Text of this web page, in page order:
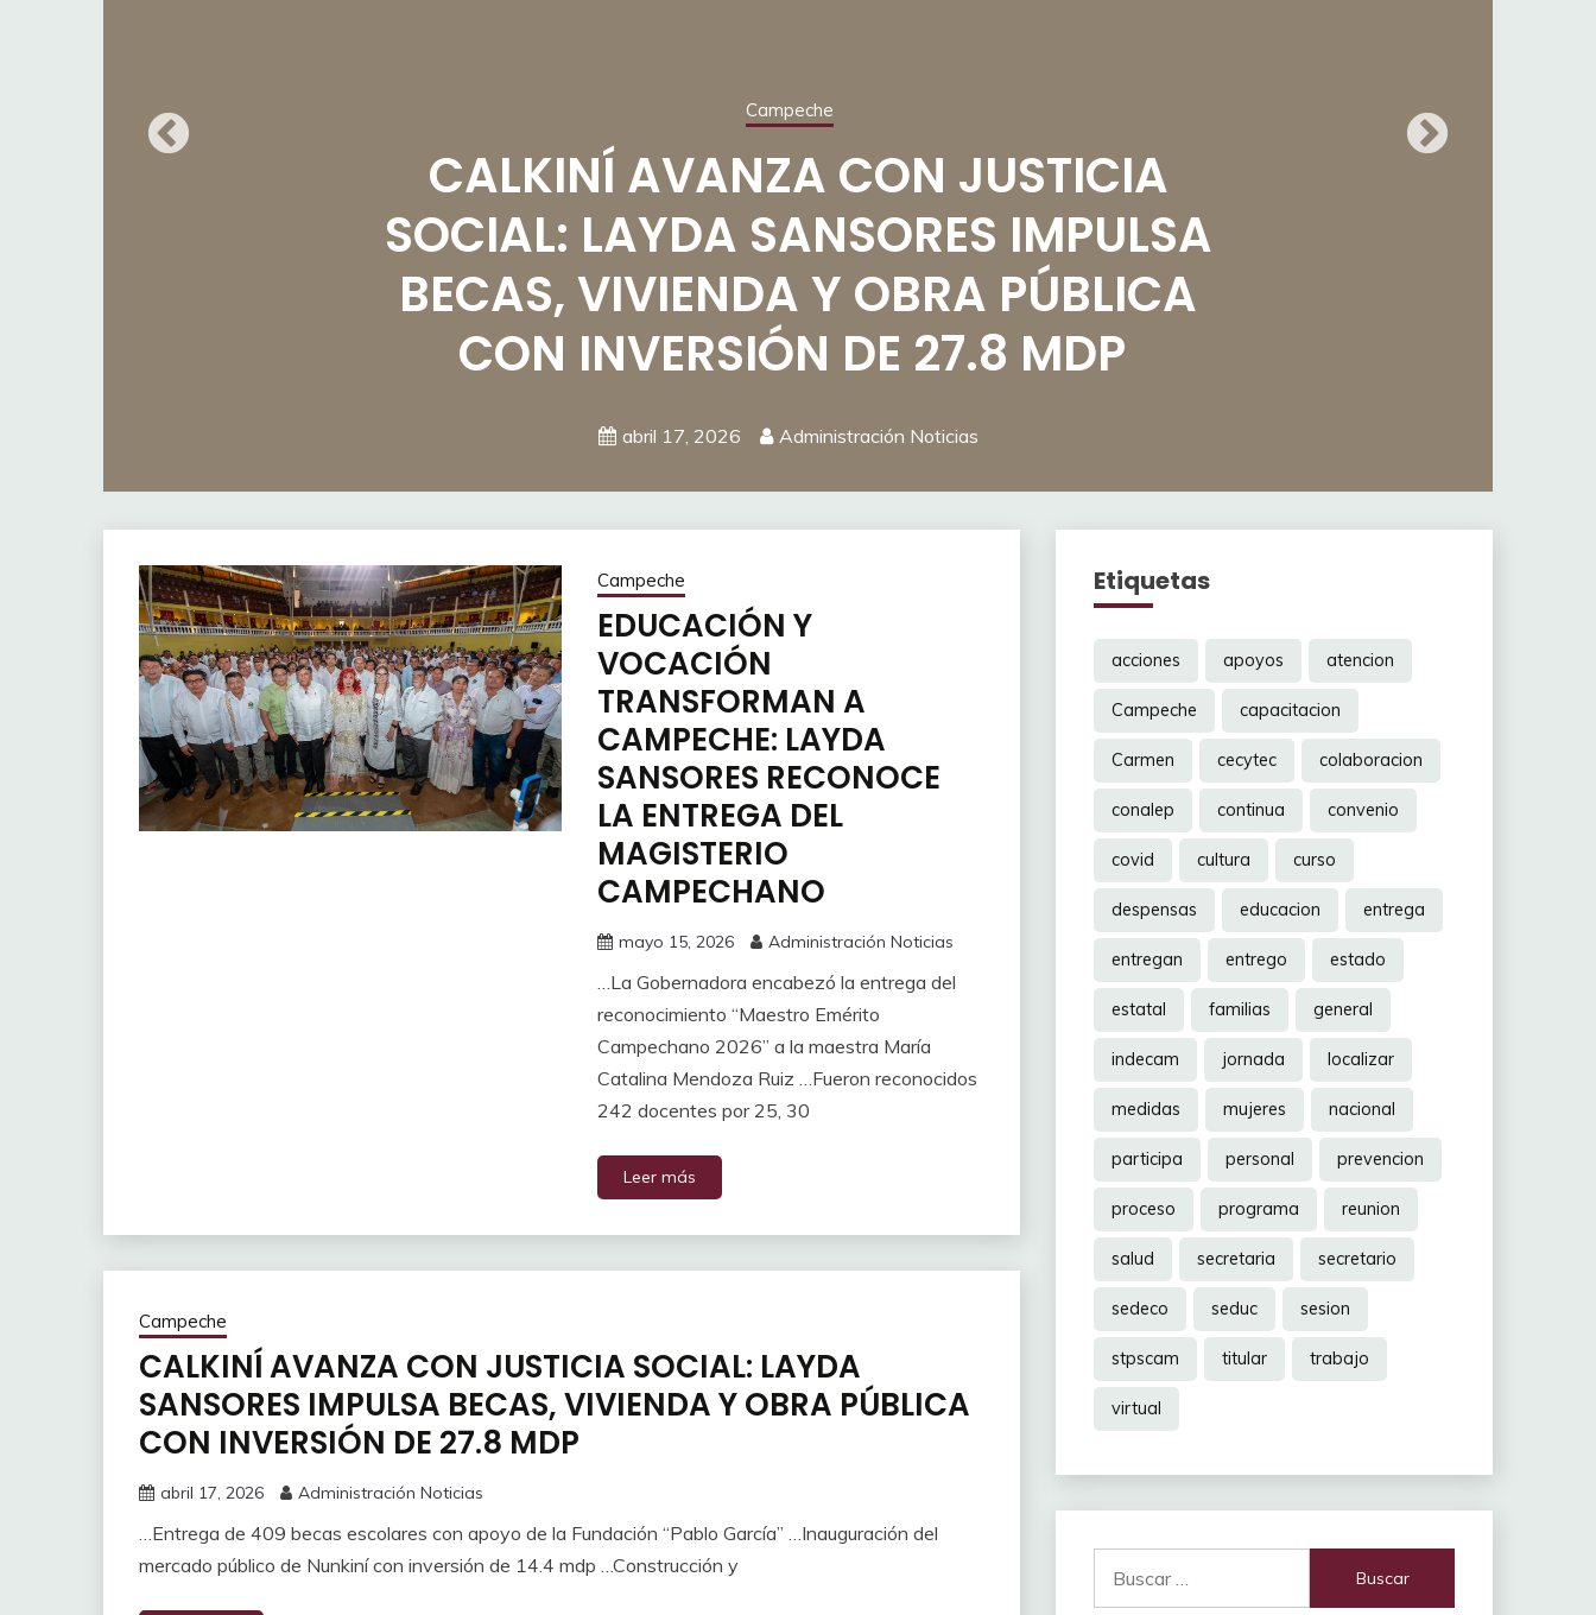
Campeche
CALKINÍ AVANZA CON JUSTICIA
SOCIAL: LAYDA SANSORES IMPULSA
BECAS, VIVIENDA Y OBRA PÚBLICA
CON INVERSIÓN DE 27.8 MDP
abril 17, 2026 Administración Noticias
Campeche
EDUCACIÓN Y
VOCACIÓN
TRANSFORMAN A
CAMPECHE: LAYDA
SANSORES RECONOCE
LA ENTREGA DEL
MAGISTERIO
CAMPECHANO
mayo 15, 2026 Administración Noticias
…La Gobernadora encabezó la entrega del
reconocimiento “Maestro Emérito
Campechano 2026” a la maestra María
Catalina Mendoza Ruiz …Fueron reconocidos
242 docentes por 25, 30
Leer más
Campeche
CALKINÍ AVANZA CON JUSTICIA SOCIAL: LAYDA
SANSORES IMPULSA BECAS, VIVIENDA Y OBRA PÚBLICA
CON INVERSIÓN DE 27.8 MDP
abril 17, 2026 Administración Noticias
…Entrega de 409 becas escolares con apoyo de la Fundación “Pablo García” …Inauguración del
mercado público de Nunkiní con inversión de 14.4 mdp …Construcción y
Etiquetas
acciones apoyos atencion
Campeche capacitacion
Carmen cecytec colaboracion
conalep continua convenio
covid cultura curso
despensas educacion entrega
entregan entrego estado
estatal familias general
indecam jornada localizar
medidas mujeres nacional
participa personal prevencion
proceso programa reunion
salud secretaria secretario
sedeco seduc sesion
stpscam titular trabajo
virtual